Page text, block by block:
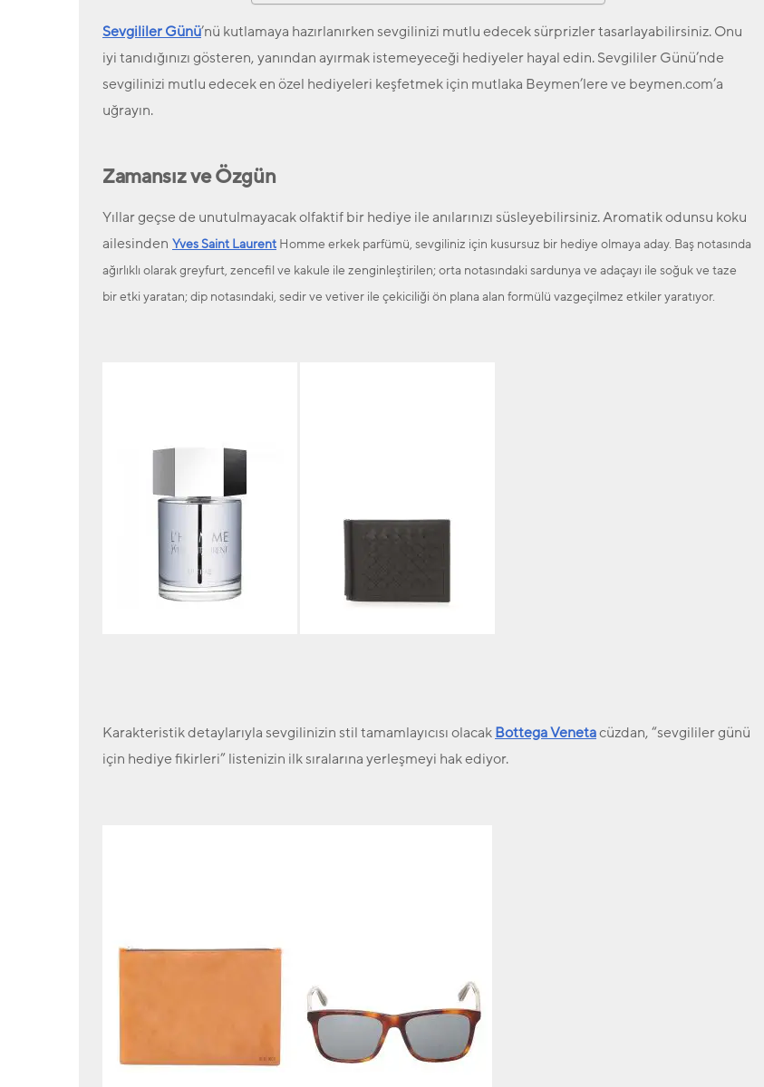
Sevgililer Günü’nü kutlamaya hazırlanırken sevgilinizi mutlu edecek sürprizler tasarlayabilirsiniz. Onu
iyi tanıdığınızı gösteren, yanından ayırmak istemeyeceği hediyeler hayal edin. Sevgililer Günü’nde
sevgilinizi mutlu edecek en özel hediyeleri keşfetmek için mutlaka Beymen’lere ve beymen.com’a
uğrayın.
Zamansız ve Özgün
Yıllar geçse de unutulmayacak olfaktif bir hediye ile anılarınızı süsleyebilirsiniz. Aromatik odunsu koku
ailesinden Yves Saint Laurent Homme erkek parfümü, sevgiliniz için kusursuz bir hediye olmaya aday. Baş notasında
ağırlıklı olarak greyfurt, zencefil ve kakule ile zenginleştirilen; orta notasındaki sardunya ve adaçayı ile soğuk ve taze
bir etki yaratan; dip notasındaki, sedir ve vetiver ile çekiciliği ön plana alan formülü vazgeçilmez etkiler yaratıyor.
Karakteristik detaylarıyla sevgilinizin stil tamamlayıcısı olacakBottega Venetacüzdan, “sevgililer günü
için hediye fikirleri” listenizin ilk sıralarına yerleşmeyi hak ediyor.